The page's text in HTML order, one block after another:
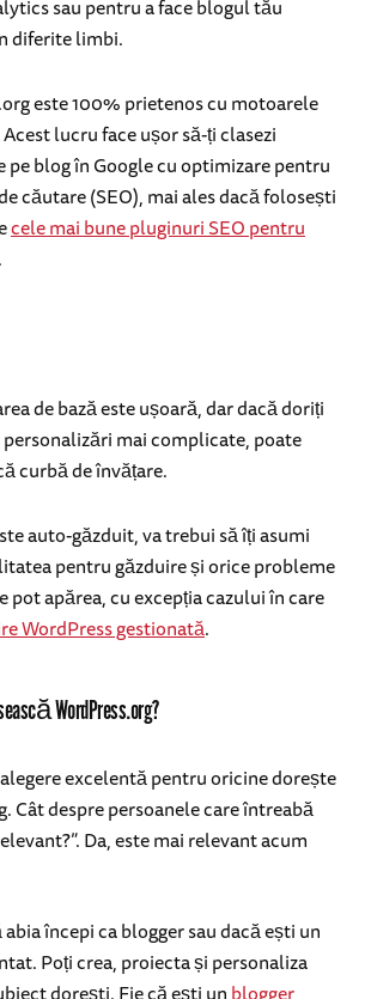
sau pentru a face blogul tău
diferite limbi.
este 100% prietenos cu motoarele
lucru face ușor să-ți clasezi
pe blog în Google cu optimizare pentru
căutare (SEO), mai ales dacă folosești
cele mai bune pluginuri SEO pentru
.
de bază este ușoară, dar dacă doriți
personalizări mai complicate, poate
curbă de învățare.
auto-găzduit, va trebui să îți asumi
pentru găzduire și orice probleme
pot apărea, cu excepția cazului în care
WordPress gestionată.
WordPress.org?
excelentă pentru oricine dorește
Cât despre persoanele care întreabă
Da, este mai relevant acum
începi ca blogger sau dacă ești un
Poți crea, proiecta și personaliza